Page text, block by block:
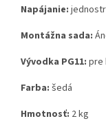
Napájanie:
Montážna sada:
Vývodka PG11: pre
Farba: šedá
Hmotnosť: 2 kg